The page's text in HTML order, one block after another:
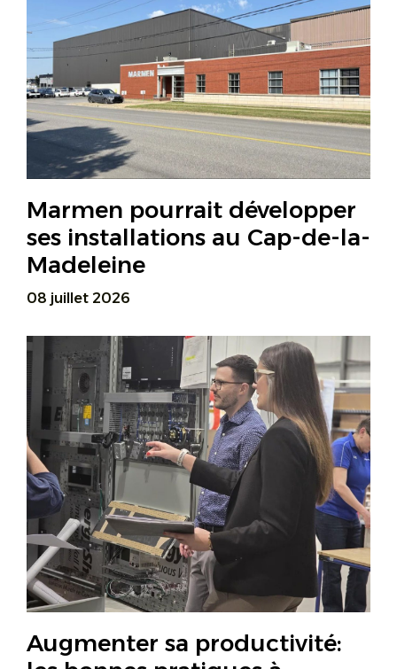
Marmen pourrait développer
ses installations au Cap-de-la-
Madeleine
08 juillet 2026
Augmenter sa productivité: